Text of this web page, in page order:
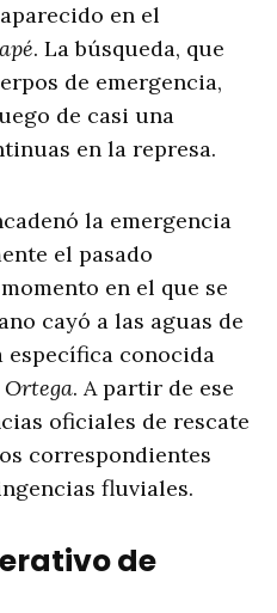
en el
. La búsqueda, que
de emergencia,
de casi una
en la represa.
la emergencia
el pasado
en el que se
cayó a las aguas de
específica conocida
. A partir de ese
oficiales de rescate
correspondientes
fluviales.
de